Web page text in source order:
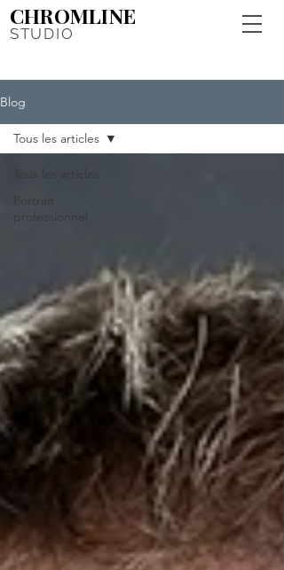
STUDIO
CHROMLINE
Blog
Tous les articles
Portrait
professionnel
Tous les articles